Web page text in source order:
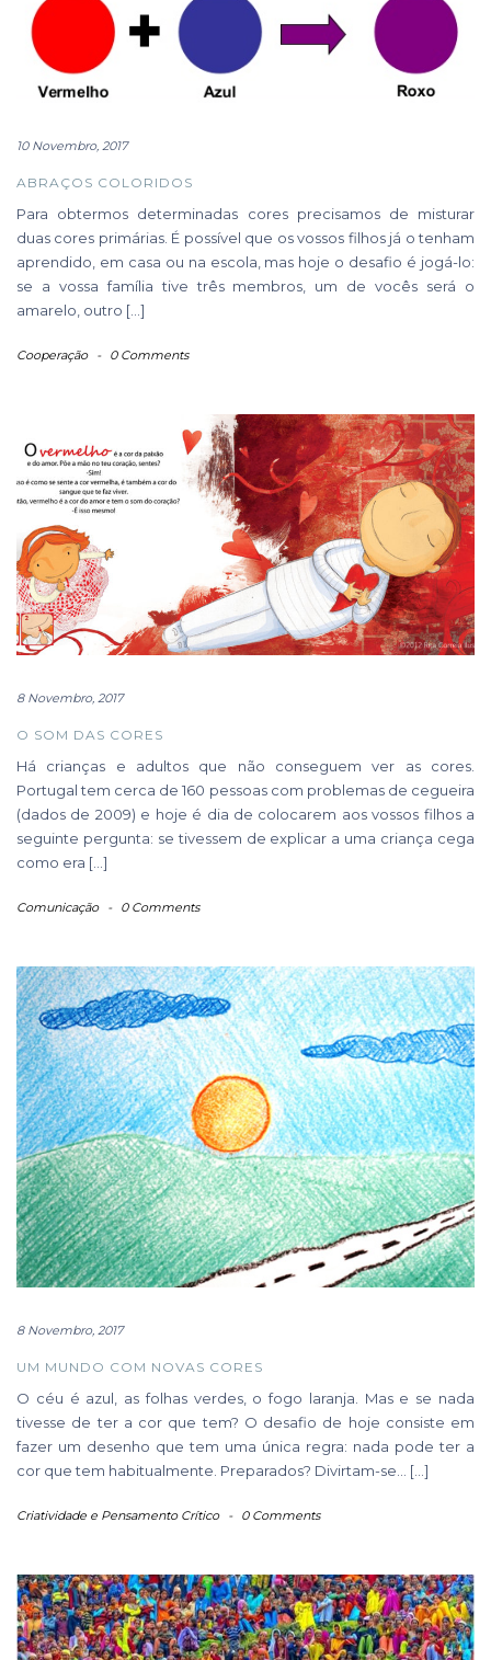
10 Novembro, 2017
ABRAÇOS COLORIDOS
Para obtermos determinadas cores precisamos de misturar
duas cores primárias. É possível que os vossos filhos já o tenham
aprendido, em casa ou na escola, mas hoje o desafio é jogá-lo:
se a vossa família tive três membros, um de vocês será o
amarelo, outro […]
Cooperação - 0 Comments
8 Novembro, 2017
O SOM DAS CORES
Há crianças e adultos que não conseguem ver as cores.
Portugal tem cerca de 160 pessoas com problemas de cegueira
(dados de 2009) e hoje é dia de colocarem aos vossos filhos a
seguinte pergunta: se tivessem de explicar a uma criança cega
como era […]
Comunicação - 0 Comments
8 Novembro, 2017
UM MUNDO COM NOVAS CORES
O céu é azul, as folhas verdes, o fogo laranja. Mas e se nada
tivesse de ter a cor que tem? O desafio de hoje consiste em
fazer um desenho que tem uma única regra: nada pode ter a
cor que tem habitualmente. Preparados? Divirtam-se… […]
Criatividade e Pensamento Crítico - 0 Comments